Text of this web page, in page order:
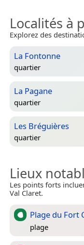
Localités à
Explorez des
La Fontonne
quartier
La Pagane
quartier
Les Bréguières
quartier
Lieux
Les points forts
Val Claret.
Plage du Fort
plage